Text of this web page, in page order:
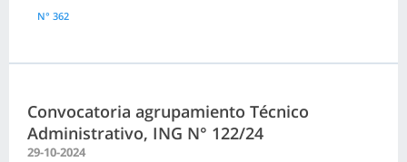
N° 362
Convocatoria agrupamiento Técnico
Administrativo, ING N° 122/24
29-10-2024